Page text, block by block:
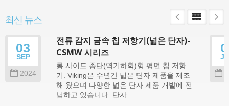
최신 뉴스
03
SEP
2024
전류 감지 금속 칩 저항기(넓은 단자)-
CSMW 시리즈
롱 사이드 종단(역기하학)형 평면 칩 저항
기. Viking은 수년간 넓은 단자 제품을 제조
해 왔으며 다양한 넓은 단자 제품 개발에 전
념하고 있습니다. 단자...